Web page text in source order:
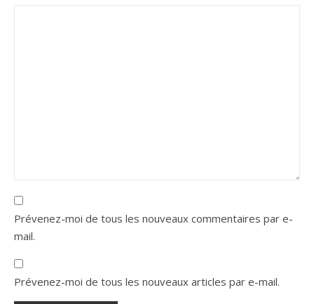
Prévenez-moi de tous les nouveaux commentaires par e-
mail.
Prévenez-moi de tous les nouveaux articles par e-mail.